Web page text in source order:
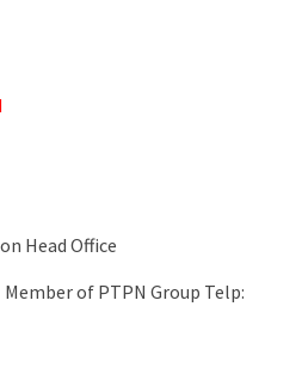
Head Office
of PTPN Group Telp: